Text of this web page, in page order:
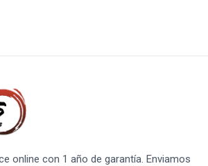
online con 1 año de garantía. Enviamos